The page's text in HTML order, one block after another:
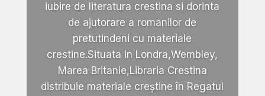
iubire de literatura crestina si dorinta
de ajutorare a romanilor de
pretutindeni cu materiale
crestine.Situata in Londra,Wembley,
Marea Britanie,Libraria Crestina
distribuie materiale creștine în Regatul